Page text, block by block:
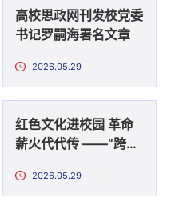
高校思政网刊发校党委
书记罗嗣海署名文章
2026.05.29
红色文化进校园 革命
薪火代代传 ——“跨越
题宣讲走进南昌大学
2026.05.29